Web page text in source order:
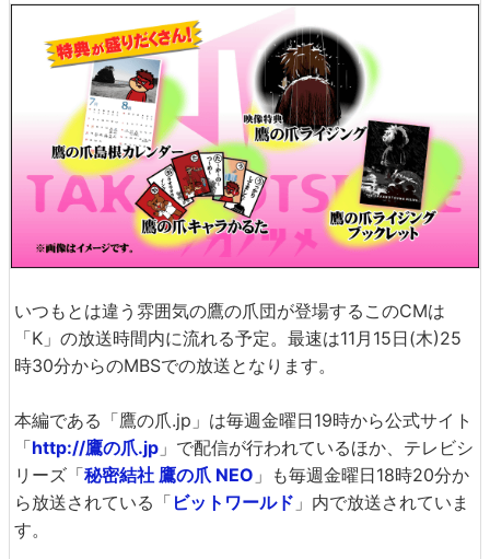
いつもとは違う雰囲気の鷹の爪団が登場するこのCMは
「K」の放送時間内に流れる予定。最速は11月15日(木)25
時30分からのMBSでの放送となります。
本編である「鷹の爪.jp」は毎週金曜日19時から公式サイト
「http://鷹の爪.jp 」で配信が行われているほか、テレビシ
リーズ「秘密結社 鷹の爪 NEO 」も毎週金曜日18時20分か
ら放送されている「 ビットワールド 」内で放送されていま
す。